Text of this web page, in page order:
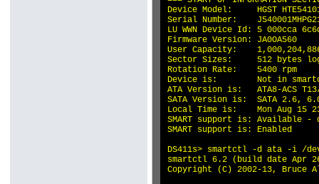
Device Model:     HGST
Serial Number:
LU WWN Device Id: 5 000cca
Firmware Version: JA0OA560
User Capacity:
Sector Sizes:     512 bytes
Rotation Rate:    5400 rpm
Device is:        Not in
ATA Version is:   ATA8-ACS
SATA Version is:  SATA 2.6,
Local Time is:    Mon Aug 15
SMART support is: Available -
SMART support is: Enabled
DS411s> smartctl -d ata -i /
smartctl 6.2 (build date Apr
Copyright (C) 2002-13, Bruce